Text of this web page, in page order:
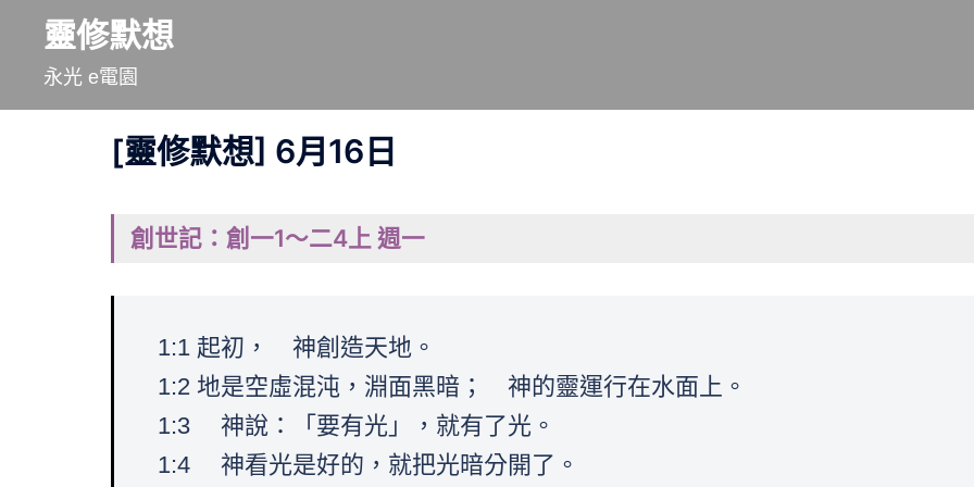
要
靈修默想
永光 e電園
[靈修默想] 6月16日
創世記：創一1～二4上 週一
1:1 起初， 神創造天地。
1:2 地是空虛混沌，淵面黑暗； 神的靈運行在水面上。
1:3 神說：「要有光」，就有了光。
1:4 神看光是好的，就把光暗分開了。